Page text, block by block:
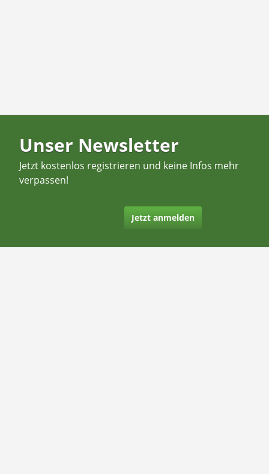
Unser Newsletter
Jetzt kostenlos registrieren und keine Infos mehr
verpassen!
Jetzt anmelden